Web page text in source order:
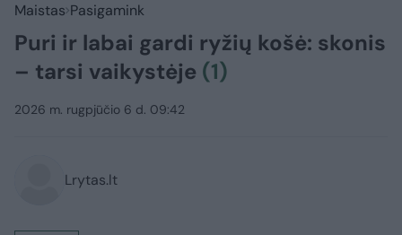
Maistas Pasigamink
Puri ir labai gardi ryžių košė: skonis
– tarsi vaikystėje (1)
2026 m. rugpjūčio 6 d. 09:42
Lrytas.lt